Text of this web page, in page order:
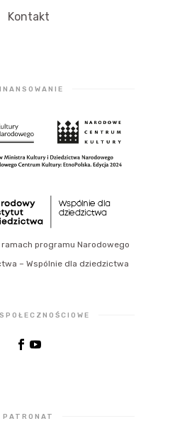
Kontakt
programu Narodowego
– Wspólnie dla dziedzictwa
PATRONAT